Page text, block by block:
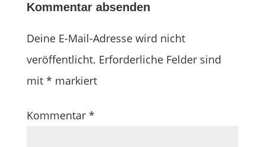
Kommentar absenden
Deine E-Mail-Adresse wird nicht
veröffentlicht. Erforderliche Felder sind
mit * markiert
Kommentar *